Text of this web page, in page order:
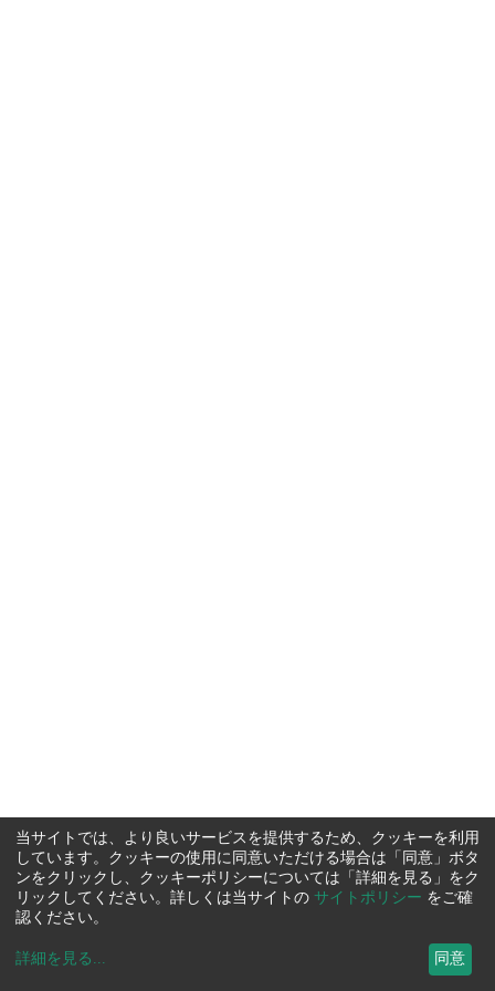
当サイトでは、より良いサービスを提供するため、クッキーを利用
しています。クッキーの使用に同意いただける場合は「同意」ボタ
ンをクリックし、クッキーポリシーについては「詳細を見る」をク
リックしてください。詳しくは当サイトの サイトポリシー をご確
認ください。
詳細を見る ... 同意